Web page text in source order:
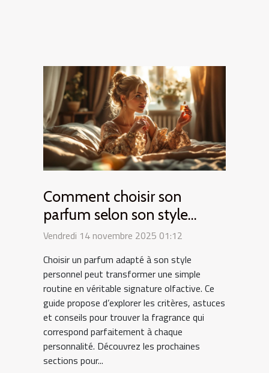
Comment choisir son
parfum selon son style
personnel ?
Vendredi 14 novembre 2025 01:12
Choisir un parfum adapté à son style
personnel peut transformer une simple
routine en véritable signature olfactive. Ce
guide propose d’explorer les critères, astuces
et conseils pour trouver la fragrance qui
correspond parfaitement à chaque
personnalité. Découvrez les prochaines
sections pour...